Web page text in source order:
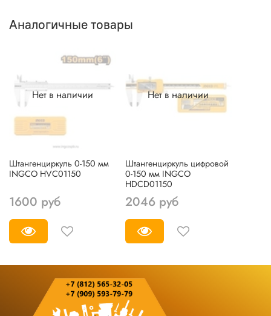
Аналогичные товары
Нет в наличии
Штангенциркуль 0-150 мм
INGCO HVC01150
1600 руб
Нет в наличии
Штангенциркуль цифровой
0-150 мм INGCO
HDCD01150
2046 руб